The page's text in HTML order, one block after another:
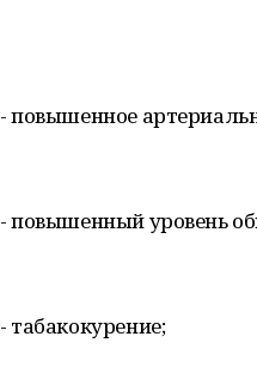
- повышенное
- повышенный уровень
- табакокурение;